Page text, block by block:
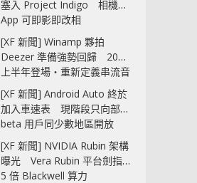
塞入 Project Indigo 相機
App 可即影即改相
[XF 新聞] Winamp 夥拍
Deezer 準備強勢回歸 2027
上半年登場‧重新定義串流音
樂播放器
[XF 新聞] Android Auto 終於
加入車速表 現階段只向部分
beta 用戶同少數地區開放
[XF 新聞] NVIDIA Rubin 架構
曝光 Vera Rubin 平台劍指
5 倍 Blackwell 算力